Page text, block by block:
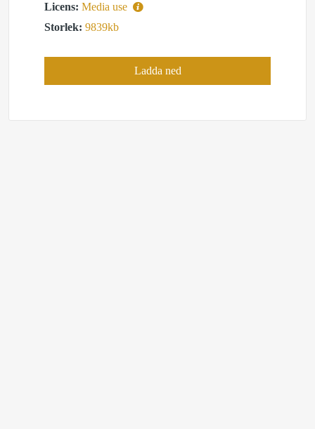
Licens: Media use
Storlek: 9839kb
Ladda ned